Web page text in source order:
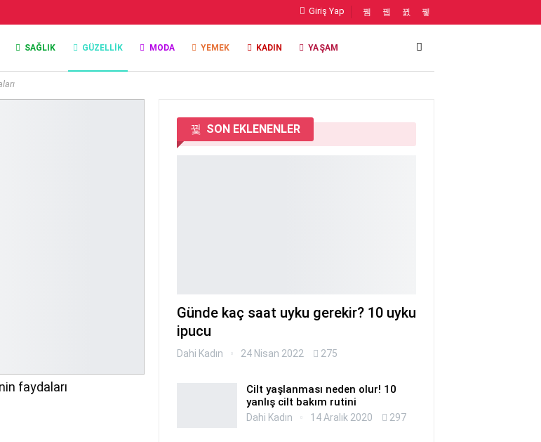
Giriş Yap
SAĞLIK GÜZELLIK MODA YEMEK KADIN YAŞAM
faydaları
SON EKLENENLER
Günde kaç saat uyku gerekir? 10 uyku
ipucu
Dahi Kadın 24 Nisan 2022 275
Cilt yaşlanması neden olur! 10
yanlış cilt bakım rutini
Dahi Kadın 14 Aralık 2020 297